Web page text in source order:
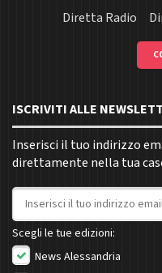
Diretta Radio
ISCRIVITI ALLE
Inserisci il tuo indirizzo
direttamente nella tua
Indirizzo email
Scegli le tue edizioni:
News Alessandria